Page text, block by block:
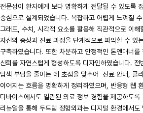
전문성이 환자에게 보다 명확하게 전달될 수 있도록
중심으로 설계되었습니다. 복잡하고 어렵게 느껴질
그래프, 수치, 시각적 요소를 활용해 직관적으로 이
자신의 증상과 진료 과정을 단계적으로 파악할 수 있
구축하였습니다. 또한 차분하고 안정적인 톤앤매너
신뢰를 자연스럽게 형성하도록 디자인하였습니다.
탐색 부담을 줄이는 데 초점을 맞추어 진료 안내, 클
이어지는 흐름을 명확하게 정리하였으며, 반응형 웹
디바이스에서도 일관된 의료 정보 경험을 제공하도록
리뉴얼을 통해 두드림 정형외과는 디지털 환경에서